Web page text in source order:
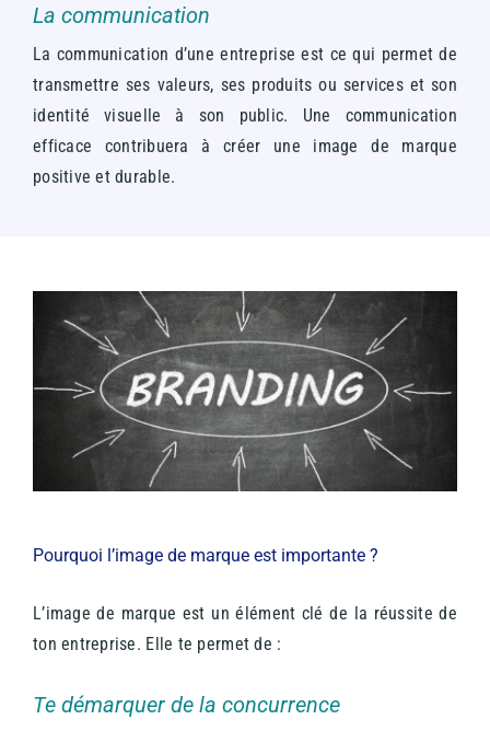
La communication
La communication d’une entreprise est ce qui permet de
transmettre ses valeurs, ses produits ou services et son
identité visuelle à son public. Une communication
efficace contribuera à créer une image de marque
positive et durable.
Pourquoi l’image de marque est importante ?
L’image de marque est un élément clé de la réussite de
ton entreprise. Elle te permet de :
Te démarquer de la concurrence